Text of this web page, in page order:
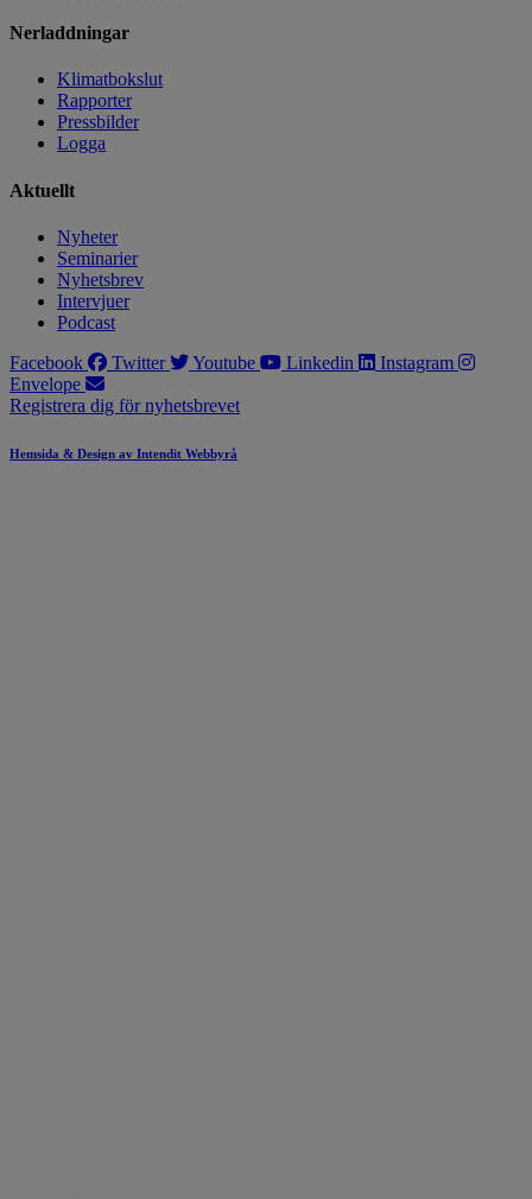
Nerladdningar
Klimatbokslut
Rapporter
Pressbilder
Logga
Aktuellt
Nyheter
Seminarier
Nyhetsbrev
Intervjuer
Podcast
Facebook
Twitter Youtube Linkedin
Instagram
Envelope
Registrera dig för nyhetsbrevet
Hemsida & Design av Intendit Webbyrå